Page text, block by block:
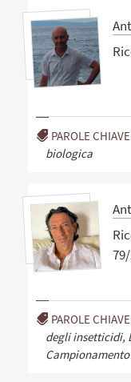
PAROLE
biologica
PAROLE
degli insetticidi,